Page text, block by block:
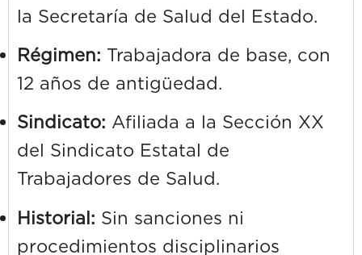
la Secretaría de Salud del Estado.
Régimen: Trabajadora de base, con
12 años de antigüedad.
Sindicato: Afiliada a la Sección XX
del Sindicato Estatal de
Trabajadores de Salud.
Historial: Sin sanciones ni
procedimientos disciplinarios